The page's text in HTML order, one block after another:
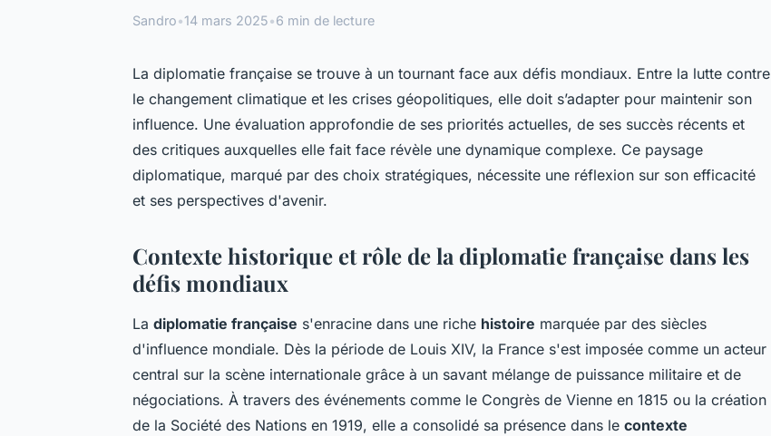
Sandro•14 mars 2025•6 min de lecture
La diplomatie française se trouve à un tournant face aux défis mondiaux. Entre la lutte contre
le changement climatique et les crises géopolitiques, elle doit s’adapter pour maintenir son
influence. Une évaluation approfondie de ses priorités actuelles, de ses succès récents et
des critiques auxquelles elle fait face révèle une dynamique complexe. Ce paysage
diplomatique, marqué par des choix stratégiques, nécessite une réflexion sur son efficacité
et ses perspectives d'avenir.
Contexte historique et rôle de la diplomatie française dans les
défis mondiaux
La diplomatie française s'enracine dans une riche histoire marquée par des siècles
d'influence mondiale. Dès la période de Louis XIV, la France s'est imposée comme un acteur
central sur la scène internationale grâce à un savant mélange de puissance militaire et de
négociations. À travers des événements comme le Congrès de Vienne en 1815 ou la création
de la Société des Nations en 1919, elle a consolidé sa présence dans le contexte